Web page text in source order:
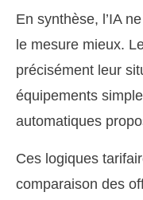
En synthèse, l’IA
le mesure mieux.
précisément leur
équipements
automatiques
Ces logiques
comparaison des